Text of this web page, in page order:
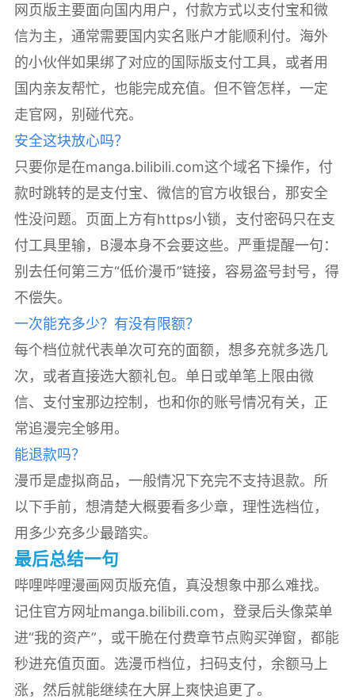
网页版主要面向国内用户，付款方式以支付宝和微
信为主，通常需要国内实名账户才能顺利付。海外
的小伙伴如果绑了对应的国际版支付工具，或者用
国内亲友帮忙，也能完成充值。但不管怎样，一定
走官网，别碰代充。
安全这块放心吗？
只要你是在manga.bilibili.com这个域名下操作，付
款时跳转的是支付宝、微信的官方收银台，那安全
性没问题。页面上方有https小锁，支付密码只在支
付工具里输，B漫本身不会要这些。严重提醒一句：
别去任何第三方“低价漫币”链接，容易盗号封号，得
不偿失。
一次能充多少？有没有限额？
每个档位就代表单次可充的面额，想多充就多选几
次，或者直接选大额礼包。单日或单笔上限由微
信、支付宝那边控制，也和你的账号情况有关，正
常追漫完全够用。
能退款吗？
漫币是虚拟商品，一般情况下充完不支持退款。所
以下手前，想清楚大概要看多少章，理性选档位，
用多少充多少最踏实。
最后总结一句
哔哩哔哩漫画网页版充值，真没想象中那么难找。
记住官方网址manga.bilibili.com，登录后头像菜单
进“我的资产”，或干脆在付费章节点购买弹窗，都能
秒进充值页面。选漫币档位，扫码支付，余额马上
涨，然后就能继续在大屏上爽快追更了。